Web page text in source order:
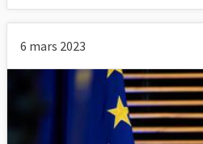
6 mars 2023